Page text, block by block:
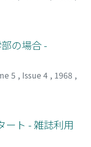
の場合 -
5 , Issue 4 , 1968 ,
ート - 雑誌利用